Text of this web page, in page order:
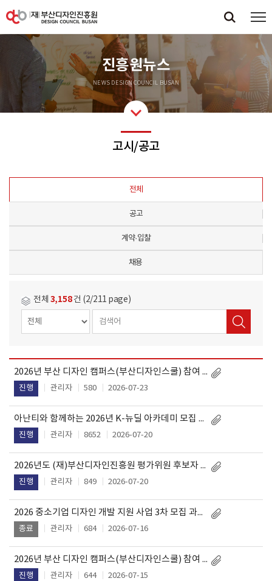
진흥원뉴스
NEWS DESIGN COUNCIL BUSAN
고시/공고
전체
공고
계약·입찰
채용
전체 3,158건 (2/211 page)
제
목
작
성
2026년 부산 디자인 캠퍼스(부산디자인스쿨) 참여 청년 추가 모집(2차) 연장 공고
진행 관리자 580 2026-07-23
아난티와 함께하는 2026년 K-뉴딜 아카데미 모집 공고문
진행 관리자 8652 2026-07-20
2026년도 (재)부산디자인진흥원 평가위원 후보자 상시 모집 공고(해양/항만 분야 신설)
진행 관리자 849 2026-07-20
2026 중소기업 디자인 개발 지원 사업 3차 모집 과제 발표평가 결과 안내
종료 관리자 684 2026-07-16
2026년 부산 디자인 캠퍼스(부산디자인스쿨) 참여 청년 추가 모집(3차) 공고
진행 관리자 644 2026-07-15